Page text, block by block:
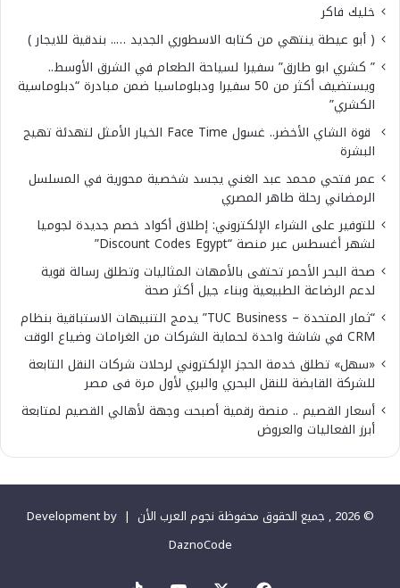
خليك فاكر
( أبو عيطة ينتهي من كتابه الاسطوري الجديد ….. بندقية للايجار )
” كشري ابو طارق” سفيرا لسياحة الطعام في الشرق الأوسط..
ويستضيف أكثر من 50 سفيرا ودبلوماسيا ضمن مبادرة “دبلوماسية
الكشري”
قوة الشاي الأخضر.. غسول Face Time الخيار الأمثل لتهدئة تهيج
البشرة
عمر فتحي محمد عبد الغني يجسد شخصية محورية في المسلسل
الرمضاني رحلة طاهر المصري
للتوفير على الشراء الإلكتروني: إطلاق أكواد خصم جديدة لجوميا
لشهر أغسطس عبر منصة “Discount Codes Egypt”
صحة البحر الأحمر تحتفى بالأمهات المثاليات وتطلق رسالة قوية
لدعم الرضاعة الطبيعية وبناء جيل أكثر صحة
“ثمار المتحدة – TUC Business” يدمج التنبيهات الاستباقية بنظام
CRM في شاشة واحدة لحماية الشركات من الغرامات وضياع الوقت
«سهل» تطلق خدمة الحجز الإلكتروني لرحلات شركات النقل التابعة
للشركة القابضة للنقل البحري والبري لأول مرة فى مصر
أسعار القصيم .. منصة رقمية أصبحت وجهة لأهالي القصيم لمتابعة
أبرز الفعاليات والعروض
© 2026 , جميع الحقوق محفوظة نجوم العرب الأن |
Development by
DaznoCode